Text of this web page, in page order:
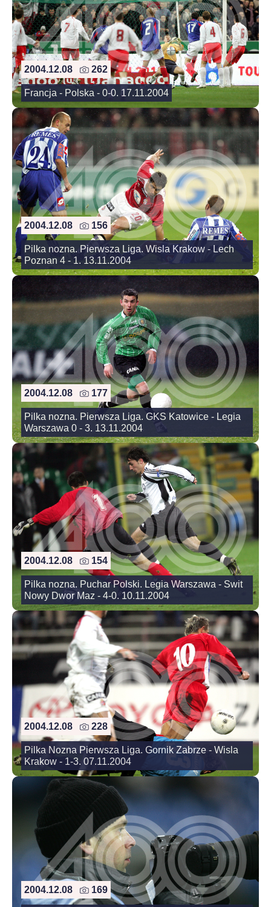
2004.12.08 262
Francja - Polska - 0-0. 17.11.2004
2004.12.08 156
Pilka nozna. Pierwsza Liga. Wisla Krakow - Lech
Poznan 4 - 1. 13.11.2004
2004.12.08 177
Pilka nozna. Pierwsza Liga. GKS Katowice - Legia
Warszawa 0 - 3. 13.11.2004
2004.12.08 154
Pilka nozna. Puchar Polski. Legia Warszawa - Swit
Nowy Dwor Maz - 4-0. 10.11.2004
2004.12.08 228
Pilka Nozna Pierwsza Liga. Gornik Zabrze - Wisla
Krakow - 1-3. 07.11.2004
2004.12.08 169